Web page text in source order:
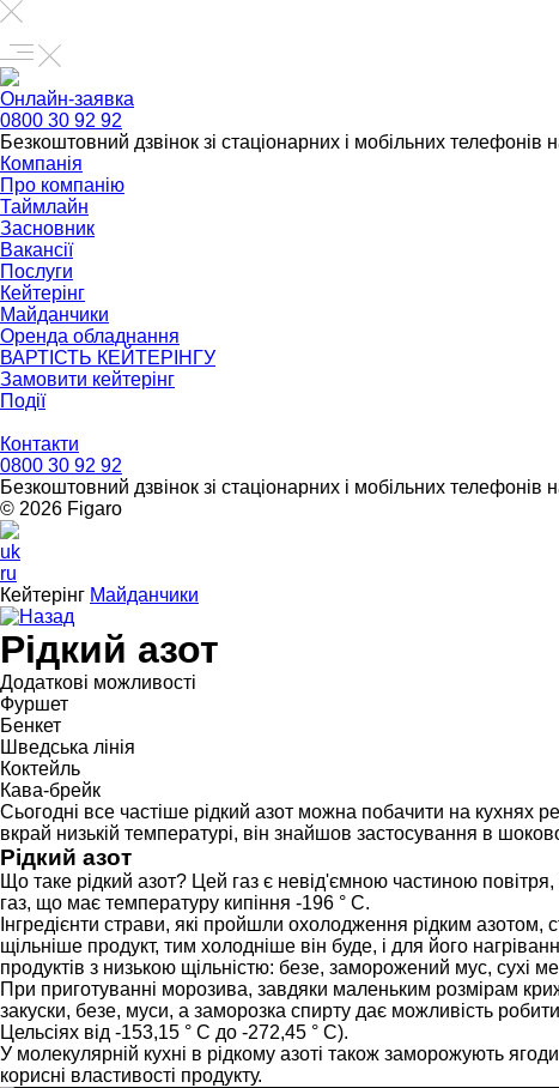
Онлайн-заявка
0800 30 92 92
Безкоштовний дзвінок зі стаціонарних і мобільних телефонів
Компанія
Про компанію
Таймлайн
Засновник
Вакансії
Послуги
Кейтерінг
Майданчики
Оренда обладнання
ВАРТІСТЬ КЕЙТЕРІНГУ
Замовити кейтерінг
Події
Контакти
0800 30 92 92
Безкоштовний дзвінок зі стаціонарних і мобільних телефонів
© 2026 Figarо
uk
ru
Кейтерінг Майданчики
Назад
Рідкий азот
Додаткові можливості
Фуршет
Бенкет
Шведська лінія
Коктейль
Кава-брейк
Сьогодні все частіше рідкий азот можна побачити на кухнях
вкрай низькій температурі, він знайшов застосування в
Рідкий азот
Що таке рідкий азот? Цей газ є невід'ємною частиною
газ, що має температуру кипіння -196 ° С.
Інгредієнти страви, які пройшли охолодження рідким
щільніше продукт, тим холодніше він буде, і для його
продуктів з низькою щільністю: безе, заморожений мус, сухі
При приготуванні морозива, завдяки маленьким розмірам
закуски, безе, муси, а заморозка спирту дає можливість
Цельсіях від -153,15 ° С до -272,45 ° С).
У молекулярній кухні в рідкому азоті також заморожують
корисні властивості продукту.